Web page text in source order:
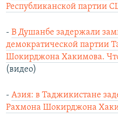
Республиканской партии
- В Душанбе задержали
демократической партии
Шокирджона Хакимова. Что
(видео)
- Азия: в Таджикистане
Рахмона Шокирджона